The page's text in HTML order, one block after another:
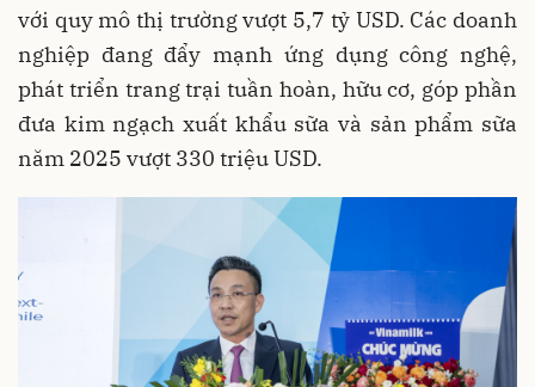
với quy mô thị trường vượt 5,7 tỷ USD. Các doanh
nghiệp đang đẩy mạnh ứng dụng công nghệ,
phát triển trang trại tuần hoàn, hữu cơ, góp phần
đưa kim ngạch xuất khẩu sữa và sản phẩm sữa
năm 2025 vượt 330 triệu USD.